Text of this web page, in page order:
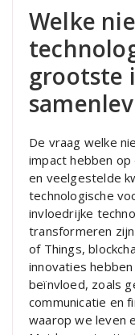
Welke
grootste
De vraag welke
impact hebben op
en veelgestelde
technologische
invloedrijke
transformeren
of Things,
innovaties
beïnvloed, zoals
communicatie en
waarop we leven